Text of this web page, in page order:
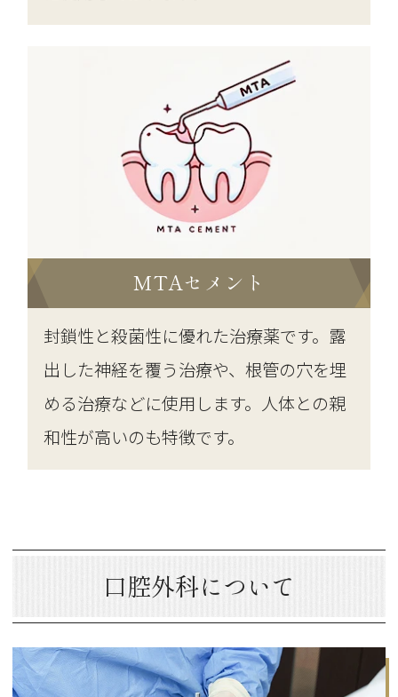
MTAセメント
封鎖性と殺菌性に優れた治療薬です。露
出した神経を覆う治療や、根管の穴を埋
める治療などに使用します。人体との親
和性が高いのも特徴です。
口腔外科について